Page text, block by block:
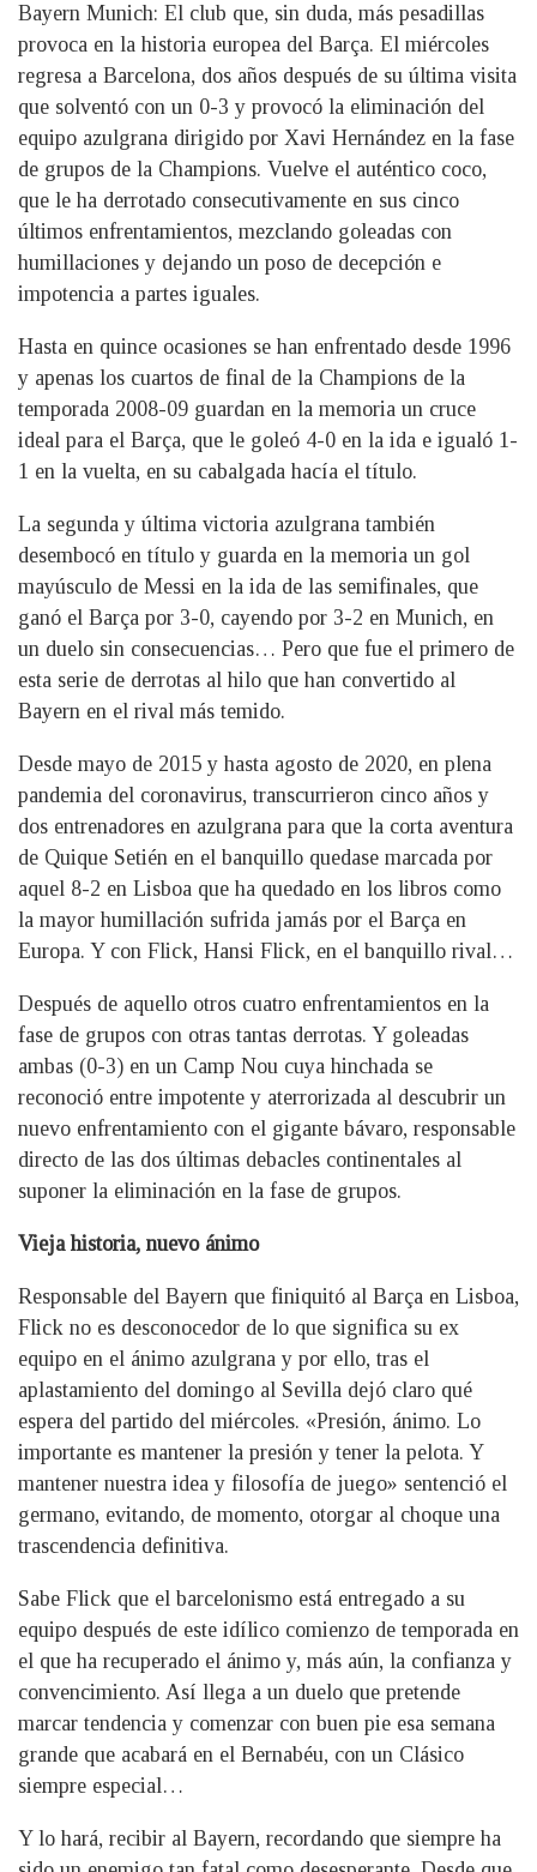
Bayern Munich: El club que, sin duda, más pesadillas
provoca en la historia europea del Barça. El miércoles
regresa a Barcelona, dos años después de su última visita
que solventó con un 0-3 y provocó la eliminación del
equipo azulgrana dirigido por Xavi Hernández en la fase
de grupos de la Champions. Vuelve el auténtico coco,
que le ha derrotado consecutivamente en sus cinco
últimos enfrentamientos, mezclando goleadas con
humillaciones y dejando un poso de decepción e
impotencia a partes iguales.
Hasta en quince ocasiones se han enfrentado desde 1996
y apenas los cuartos de final de la Champions de la
temporada 2008-09 guardan en la memoria un cruce
ideal para el Barça, que le goleó 4-0 en la ida e igualó 1-
1 en la vuelta, en su cabalgada hacía el título.
La segunda y última victoria azulgrana también
desembocó en título y guarda en la memoria un gol
mayúsculo de Messi en la ida de las semifinales, que
ganó el Barça por 3-0, cayendo por 3-2 en Munich, en
un duelo sin consecuencias… Pero que fue el primero de
esta serie de derrotas al hilo que han convertido al
Bayern en el rival más temido.
Desde mayo de 2015 y hasta agosto de 2020, en plena
pandemia del coronavirus, transcurrieron cinco años y
dos entrenadores en azulgrana para que la corta aventura
de Quique Setién en el banquillo quedase marcada por
aquel 8-2 en Lisboa que ha quedado en los libros como
la mayor humillación sufrida jamás por el Barça en
Europa. Y con Flick, Hansi Flick, en el banquillo rival…
Después de aquello otros cuatro enfrentamientos en la
fase de grupos con otras tantas derrotas. Y goleadas
ambas (0-3) en un Camp Nou cuya hinchada se
reconoció entre impotente y aterrorizada al descubrir un
nuevo enfrentamiento con el gigante bávaro, responsable
directo de las dos últimas debacles continentales al
suponer la eliminación en la fase de grupos.
Vieja historia, nuevo ánimo
Responsable del Bayern que finiquitó al Barça en Lisboa,
Flick no es desconocedor de lo que significa su ex
equipo en el ánimo azulgrana y por ello, tras el
aplastamiento del domingo al Sevilla dejó claro qué
espera del partido del miércoles. «Presión, ánimo. Lo
importante es mantener la presión y tener la pelota. Y
mantener nuestra idea y filosofía de juego» sentenció el
germano, evitando, de momento, otorgar al choque una
trascendencia definitiva.
Sabe Flick que el barcelonismo está entregado a su
equipo después de este idílico comienzo de temporada en
el que ha recuperado el ánimo y, más aún, la confianza y
convencimiento. Así llega a un duelo que pretende
marcar tendencia y comenzar con buen pie esa semana
grande que acabará en el Bernabéu, con un Clásico
siempre especial…
Y lo hará, recibir al Bayern, recordando que siempre ha